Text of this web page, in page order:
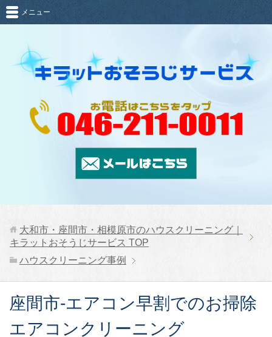
メニュー
大和市・座間市・相模原市のハウスクリーニング｜
キラットおそうじサービス TOP
ハウスクリーニング事例
座間市-エアコン早割でのお掃除
エアコンクリーニング